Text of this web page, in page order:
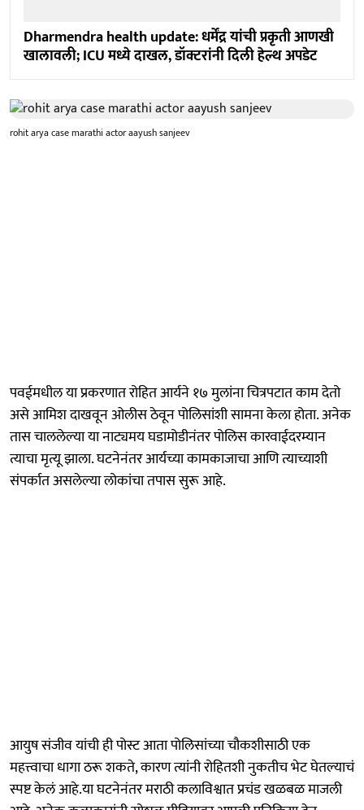
Dharmendra health update: धर्मेंद्र यांची प्रकृती आणखी
खालावली; ICU मध्ये दाखल, डॉक्टरांनी दिली हेल्थ अपडेट
rohit arya case marathi actor aayush sanjeev
पवईमधील या प्रकरणात रोहित आर्यने १७ मुलांना चित्रपटात काम देतो
असे आमिश दाखवून ओलीस ठेवून पोलिसांशी सामना केला होता. अनेक
तास चाललेल्या या नाट्यमय घडामोडीनंतर पोलिस कारवाईदरम्यान
त्याचा मृत्यू झाला. घटनेनंतर आर्यच्या कामकाजाचा आणि त्याच्याशी
संपर्कात असलेल्या लोकांचा तपास सुरू आहे.
आयुष संजीव यांची ही पोस्ट आता पोलिसांच्या चौकशीसाठी एक
महत्त्वाचा धागा ठरू शकते, कारण त्यांनी रोहितशी नुकतीच भेट घेतल्याचं
स्पष्ट केलं आहे.या घटनेनंतर मराठी कलाविश्वात प्रचंड खळबळ माजली